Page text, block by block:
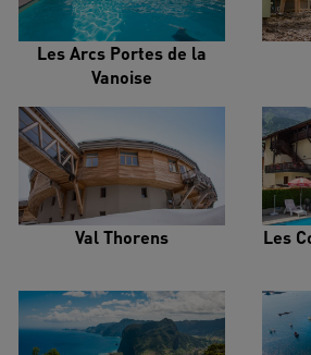
Les Arcs Portes de la
Vanoise
Val Thorens
Les